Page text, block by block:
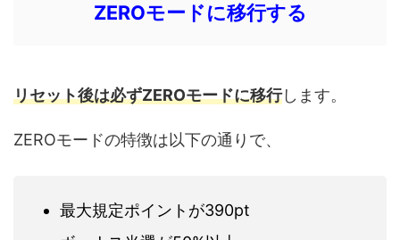
ZEROモードに移行する
リセット後は必ずZEROモードに移行します。
ZEROモードの特徴は以下の通りで、
最大規定ポイントが390pt